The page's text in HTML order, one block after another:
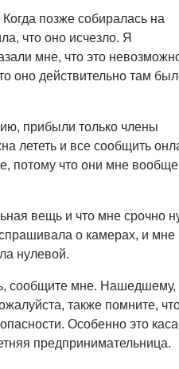
позже собиралась на
что оно исчезло. Я
мне, что это
оно действительно там
прибыли только члены
лететь и все сообщить
потому что они мне
вещь и что мне срочно
о камерах, и мне
нулевой.
сообщите мне. Нашедшему,
также помните,
Особенно это
предпринимательница.